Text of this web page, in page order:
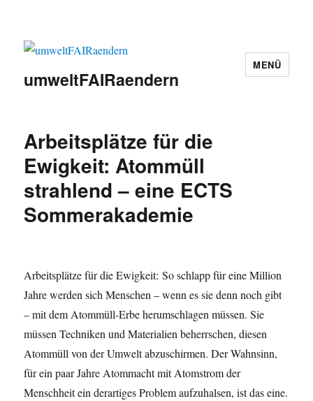
umweltFAIRaendern
MENÜ
Arbeitsplätze für die
Ewigkeit: Atommüll
strahlend – eine ECTS
Sommerakademie
Arbeitsplätze für die Ewigkeit: So schlapp für eine Million
Jahre werden sich Menschen – wenn es sie denn noch gibt
– mit dem Atommüll-Erbe herumschlagen müssen. Sie
müssen Techniken und Materialien beherrschen, diesen
Atommüll von der Umwelt abzuschirmen. Der Wahnsinn,
für ein paar Jahre Atommacht mit Atomstrom der
Menschheit ein derartiges Problem aufzuhalsen, ist das eine.